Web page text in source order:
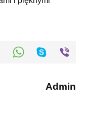
Admin